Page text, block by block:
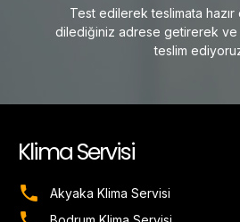
Test edilerek teslimata hazır
dilediğiniz adrese getirerek ve
teslim
Klima Servisi
Akyaka Klima Servisi